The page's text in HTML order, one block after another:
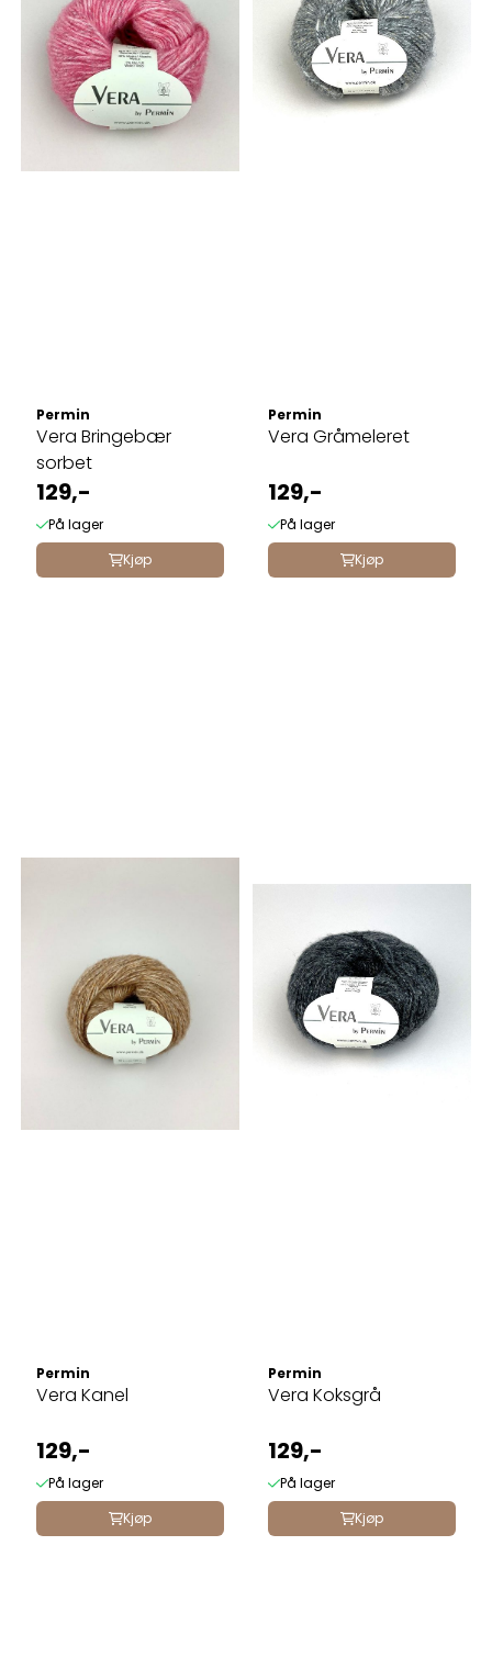
Permin
Vera Bringebær
sorbet
129,-
På lager
Kjøp
Permin
Vera Gråmeleret
129,-
På lager
Kjøp
Permin
Vera Kanel
129,-
På lager
Kjøp
Permin
Vera Koksgrå
129,-
På lager
Kjøp